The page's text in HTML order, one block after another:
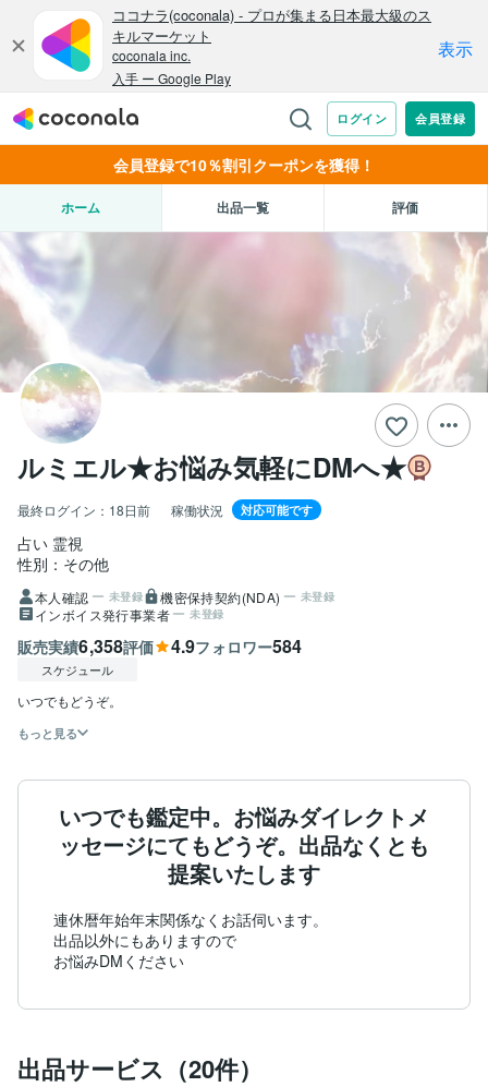
会員登録で10％割引クーポンを獲得！
ホーム 出品一覧 評価
ルミエル★お悩み気軽にDMへ★
最終ログイン： 18日前 稼働状況 対応可能です
占い 霊視
性別：その他
本人確認 未登録 機密保持契約(NDA) 未登録
インボイス発行事業者 未登録
販売実績6,358評価 4.9フォロワー584
スケジュール
もっと見る
いつでも鑑定中。お悩みダイレクトメ
ッセージにてもどうぞ。出品なくとも
提案いたします
連休暦年始年末関係なくお話伺います。
出品以外にもありますので
出品サービス（20件）